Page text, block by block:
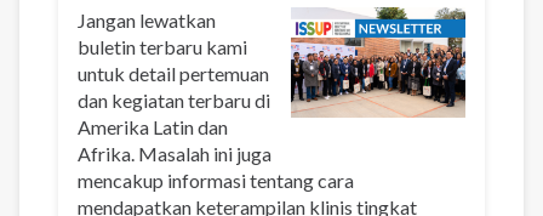
Jangan lewatkan
buletin terbaru kami
untuk detail pertemuan
dan kegiatan terbaru di
Amerika Latin dan
Afrika. Masalah ini juga
mencakup informasi tentang cara
mendapatkan keterampilan klinis tingkat